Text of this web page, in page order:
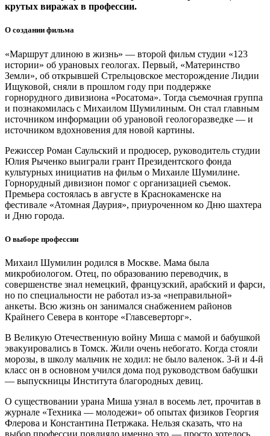
крутых виражах в профессии.
О создании фильма
«Маршрут длиною в жизнь» — ​второй фильм студии «123
истории» об урановых геологах. Первый, «Материнство
Земли», об открывшей Стрельцовское месторождение Лидии
Ищуковой, сняли в прошлом году при поддержке
горнорудного дивизиона «Росатома». Тогда съемочная группа
и познакомилась с Михаилом Шумилиным. Он стал главным
источником информации об урановой геологоразведке — ​и
источником вдохновения для новой картины.
Режиссер Роман Саульский и продюсер, руководитель студии
Юлия Рыченко выиграли грант Президентского фонда
культурных инициатив на фильм о Михаиле Шумилине.
Горнорудный дивизион помог с организацией съемок.
Премьера состоялась в августе в Краснокаменске на
фестивале «Атомная Даурия», приуроченном ко Дню шахтера
и Дню города.
О выборе профессии
Михаил Шумилин родился в Москве. Мама была
микробиологом. Отец, по образованию переводчик, в
совершенстве знал немецкий, французский, арабский и фарси,
но по специальности не работал из-за «неправильной»
анкеты. Всю жизнь он занимался снабжением районов
Крайнего Севера в конторе «Главсеверторг».
В Великую Отечественную войну Миша с мамой и бабушкой
эвакуировались в Томск. Жили очень небогато. Когда стояли
морозы, в школу мальчик не ходил: не было валенок. 3-й и 4-й
класс он в основном учился дома под руководством бабушки
— ​выпускницы Института благородных девиц.
О существовании урана Миша узнал в восемь лет, прочитав в
журнале «Техника — ​молодежи» об опытах физиков Георгия
Флерова и Константина Петржака. Нельзя сказать, что на
выбор профессии повлияло именно это, — ​просто хотелось